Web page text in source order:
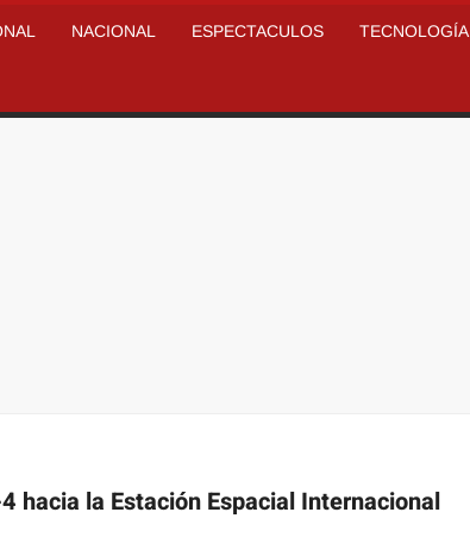
NACIONAL ESPECTACULOS TECNOLOGÍA
hacia la Estación Espacial Internacional